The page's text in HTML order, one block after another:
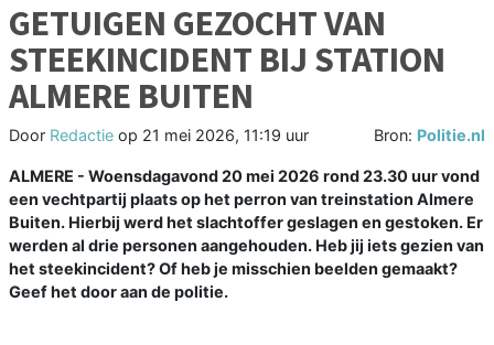
GETUIGEN GEZOCHT VAN
STEEKINCIDENT BIJ STATION
ALMERE BUITEN
Door Redactie op 21 mei 2026, 11:19 uur Bron: Politie.nl
ALMERE - Woensdagavond 20 mei 2026 rond 23.30 uur vond
een vechtpartij plaats op het perron van treinstation Almere
Buiten. Hierbij werd het slachtoffer geslagen en gestoken. Er
werden al drie personen aangehouden. Heb jij iets gezien van
het steekincident? Of heb je misschien beelden gemaakt?
Geef het door aan de politie.